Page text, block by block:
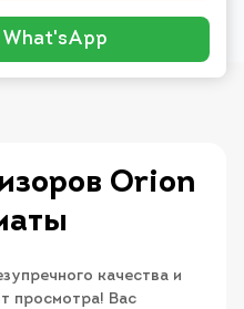
What'sApp
Orion
качества и
просмотра! Вас